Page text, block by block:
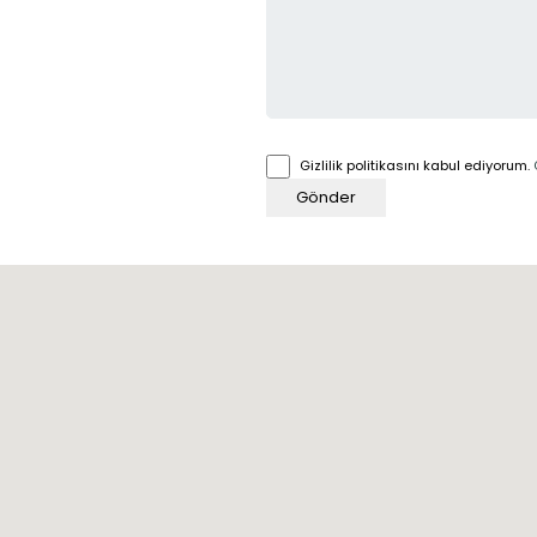
Gizlilik politikasını kabul ediyorum.